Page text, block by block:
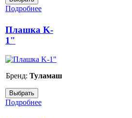
Подробнее
Плашка K-
1"
Бренд: Туламаш
Подробнее